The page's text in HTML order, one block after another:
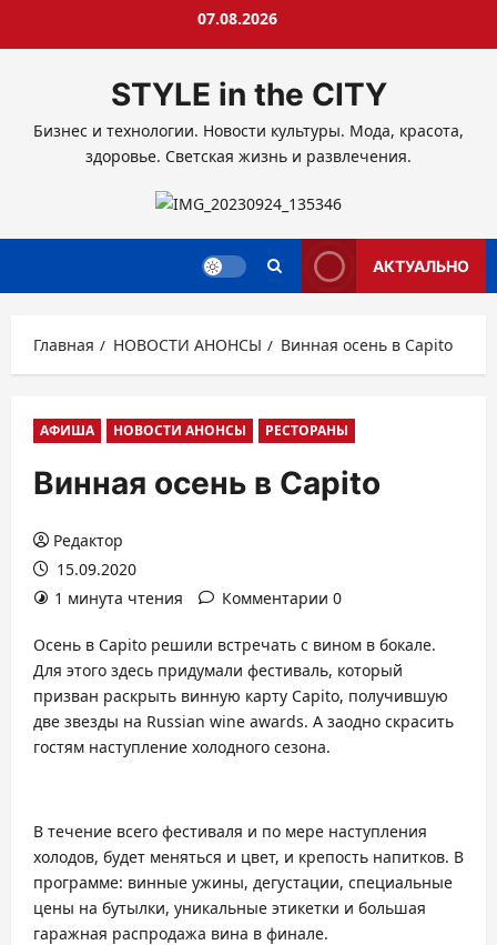
07.08.2026
STYLE in the CITY
Бизнес и технологии. Новости культуры. Мода, красота,
здоровье. Светская жизнь и развлечения.
АКТУАЛЬНО
Главная НОВОСТИ АНОНСЫ Винная осень в Capito
АФИША НОВОСТИ АНОНСЫ РЕСТОРАНЫ
Винная осень в Capito
Редактор
15.09.2020
1 минута чтения
Комментарии 0
Осень в Capito решили встречать с вином в бокале.
Для этого здесь придумали фестиваль, который
призван раскрыть винную карту Capito, получившую
две звезды на Russian wine awards. А заодно скрасить
гостям наступление холодного сезона.
В течение всего фестиваля и по мере наступления
холодов, будет меняться и цвет, и крепость напитков. В
программе: винные ужины, дегустации, специальные
цены на бутылки, уникальные этикетки и большая
гаражная распродажа вина в финале.